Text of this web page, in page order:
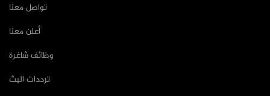
تواصل معنا
أعلن معنا
وظائف شاغرة
ترددات البث